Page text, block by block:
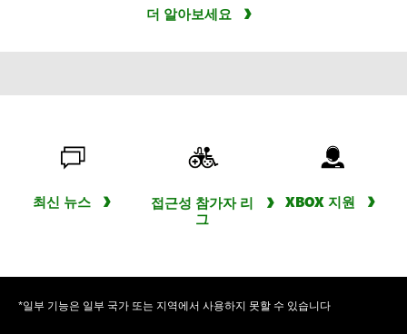
더 알아보세요
최신 뉴스
접근성 참가자 리
그
XBOX 지원
*일부 기능은 일부 국가 또는 지역에서 사용하지 못할 수 있습니다